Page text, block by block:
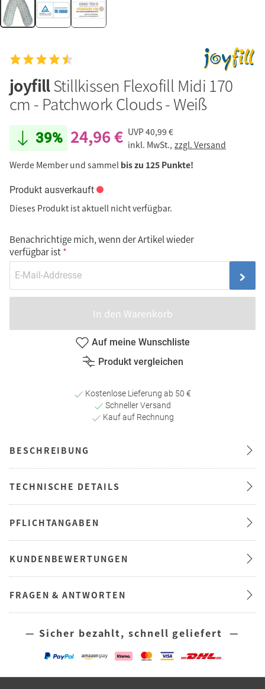
joyfillStillkissen Flexofill Midi 170
cm - Patchwork Clouds - Weiß
39% 24,96 € UVP40,99 €
inkl. MwSt., zzgl. Versand
Werde Member und sammel bis zu 125 Punkte!
Produkt ausverkauft
Dieses Produkt ist aktuell nicht verfügbar.
Benachrichtige mich, wenn der Artikel wieder
verfügbar ist
In den Warenkorb
Auf meine Wunschliste
Produkt vergleichen
Kostenlose Lieferung ab 50 €
Schneller Versand
Kauf auf Rechnung
BESCHREIBUNG
TECHNISCHE DETAILS
PFLICHTANGABEN
KUNDENBEWERTUNGEN
FRAGEN & ANTWORTEN
— Sicher bezahlt, schnell geliefert —